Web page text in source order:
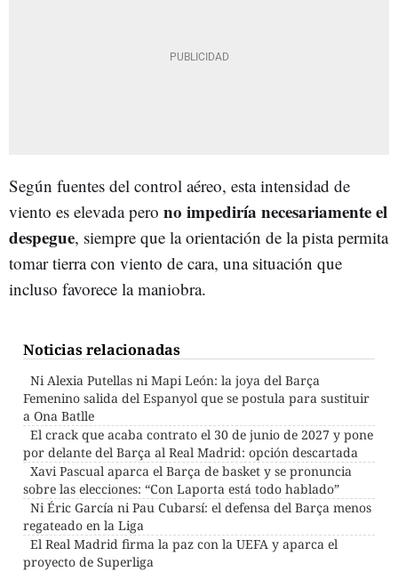
Según fuentes del control aéreo, esta intensidad de
viento es elevada pero no impediría necesariamente el
despegue, siempre que la orientación de la pista permita
tomar tierra con viento de cara, una situación que
incluso favorece la maniobra.
Noticias relacionadas
Ni Alexia Putellas ni Mapi León: la joya del Barça
Femenino salida del Espanyol que se postula para sustituir
a Ona Batlle
El crack que acaba contrato el 30 de junio de 2027 y pone
por delante del Barça al Real Madrid: opción descartada
Xavi Pascual aparca el Barça de basket y se pronuncia
sobre las elecciones: “Con Laporta está todo hablado”
Ni Éric García ni Pau Cubarsí: el defensa del Barça menos
regateado en la Liga
El Real Madrid firma la paz con la UEFA y aparca el
proyecto de Superliga